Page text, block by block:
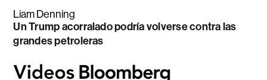
Liam Denning
Un Trump acorralado podría volverse contra las
grandes petroleras